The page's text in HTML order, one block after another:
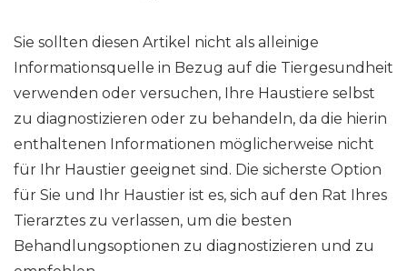
Sie sollten diesen Artikel nicht als alleinige
Informationsquelle in Bezug auf die Tiergesundheit
verwenden oder versuchen, Ihre Haustiere selbst
zu diagnostizieren oder zu behandeln, da die hierin
enthaltenen Informationen möglicherweise nicht
für Ihr Haustier geeignet sind. Die sicherste Option
für Sie und Ihr Haustier ist es, sich auf den Rat Ihres
Tierarztes zu verlassen, um die besten
Behandlungsoptionen zu diagnostizieren und zu